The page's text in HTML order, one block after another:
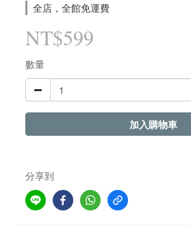
全店，全館免運費
NT$599
數量
加入購物車
分享到